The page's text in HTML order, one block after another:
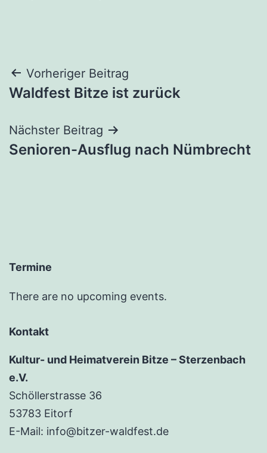
Beitragsnavigation
Vorheriger Beitrag
Waldfest Bitze ist zurück
Nächster Beitrag
Senioren-Ausflug nach Nümbrecht
Termine
There are no upcoming events.
Kontakt
Kultur- und Heimatverein Bitze – Sterzenbach
e.V.
Schöllerstrasse 36
53783 Eitorf
E-Mail: info@bitzer-waldfest.de